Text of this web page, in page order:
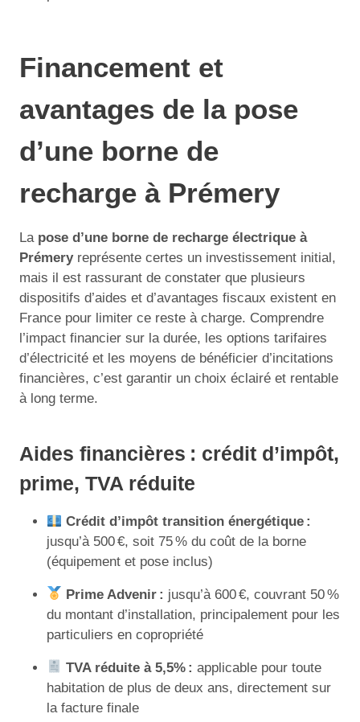
Financement et
avantages de la pose
d’une borne de
recharge à Prémery
La pose d’une borne de recharge électrique à
Prémeryreprésente certes un investissement initial,
mais il est rassurant de constater que plusieurs
dispositifs d’aides et d’avantages fiscaux existent en
France pour limiter ce reste à charge. Comprendre
l’impact financier sur la durée, les options tarifaires
d’électricité et les moyens de bénéficier d’incitations
financières, c’est garantir un choix éclairé et rentable
à long terme.
Aides financières : crédit d’impôt,
prime, TVA réduite
Crédit d’impôt transition énergétique :
jusqu’à 500 €, soit 75 % du coût de la borne
(équipement et pose inclus)
Prime Advenir : jusqu’à 600 €, couvrant 50 %
du montant d’installation, principalement pour les
particuliers en copropriété
TVA réduite à 5,5% : applicable pour toute
habitation de plus de deux ans, directement sur
la facture finale